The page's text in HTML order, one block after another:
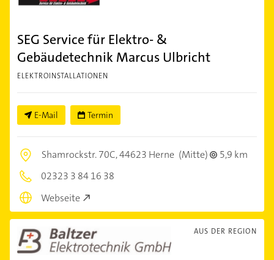
SEG Service für Elektro- &
Gebäudetechnik Marcus Ulbricht
ELEKTROINSTALLATIONEN
E-Mail Termin
Shamrockstr. 70C,44623 Herne (Mitte)
5,9 km
02323 3 84 16 38
Webseite
AUS DER REGION